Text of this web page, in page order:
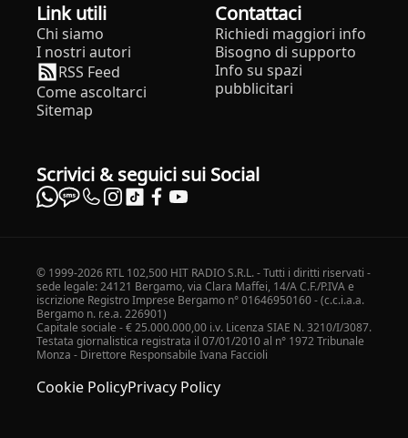
Link utili
Chi siamo
I nostri autori
RSS Feed
Come ascoltarci
Sitemap
Contattaci
Richiedi maggiori info
Bisogno di supporto
Info su spazi
pubblicitari
Scrivici & seguici sui Social
© 1999-2026 RTL 102,500 HIT RADIO S.R.L. - Tutti i diritti riservati -
sede legale: 24121 Bergamo, via Clara Maffei, 14/A C.F./P.IVA e
iscrizione Registro Imprese Bergamo n° 01646950160 - (c.c.i.a.a.
Bergamo n. r.e.a. 226901)
Capitale sociale - € 25.000.000,00 i.v. Licenza SIAE N. 3210/I/3087.
Testata giornalistica registrata il 07/01/2010 al n° 1972 Tribunale
Monza - Direttore Responsabile Ivana Faccioli
Cookie PolicyPrivacy Policy